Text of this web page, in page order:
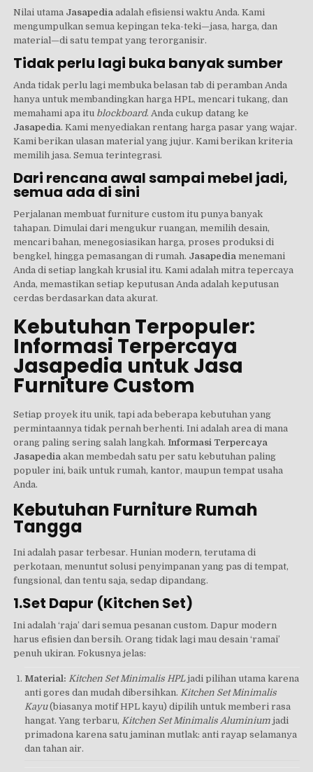
Nilai utama Jasapedia adalah efisiensi waktu Anda. Kami
mengumpulkan semua kepingan teka-teki—jasa, harga, dan
material—di satu tempat yang terorganisir.
Tidak perlu lagi buka banyak sumber
Anda tidak perlu lagi membuka belasan tab di peramban Anda
hanya untuk membandingkan harga HPL, mencari tukang, dan
memahami apa itu blockboard. Anda cukup datang ke
Jasapedia. Kami menyediakan rentang harga pasar yang wajar.
Kami berikan ulasan material yang jujur. Kami berikan kriteria
memilih jasa. Semua terintegrasi.
Dari rencana awal sampai mebel jadi,
semua ada di sini
Perjalanan membuat furniture custom itu punya banyak
tahapan. Dimulai dari mengukur ruangan, memilih desain,
mencari bahan, menegosiasikan harga, proses produksi di
bengkel, hingga pemasangan di rumah. Jasapedia menemani
Anda di setiap langkah krusial itu. Kami adalah mitra tepercaya
Anda, memastikan setiap keputusan Anda adalah keputusan
cerdas berdasarkan data akurat.
Kebutuhan Terpopuler:
Informasi Terpercaya
Jasapedia untuk Jasa
Furniture Custom
Setiap proyek itu unik, tapi ada beberapa kebutuhan yang
permintaannya tidak pernah berhenti. Ini adalah area di mana
orang paling sering salah langkah.Informasi Terpercaya
Jasapedia akan membedah satu per satu kebutuhan paling
populer ini, baik untuk rumah, kantor, maupun tempat usaha
Anda.
Kebutuhan Furniture Rumah
Tangga
Ini adalah pasar terbesar. Hunian modern, terutama di
perkotaan, menuntut solusi penyimpanan yang pas di tempat,
fungsional, dan tentu saja, sedap dipandang.
1.Set Dapur (Kitchen Set)
Ini adalah ‘raja’ dari semua pesanan custom. Dapur modern
harus efisien dan bersih. Orang tidak lagi mau desain ‘ramai’
penuh ukiran. Fokusnya jelas:
Material: Kitchen Set Minimalis HPLjadi pilihan utama karena
anti gores dan mudah dibersihkan. Kitchen Set Minimalis
Kayu(biasanya motif HPL kayu) dipilih untuk memberi rasa
hangat. Yang terbaru, Kitchen Set Minimalis Aluminiumjadi
primadona karena satu jaminan mutlak: anti rayap selamanya
dan tahan air.